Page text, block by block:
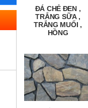
ĐÁ CHẺ ĐEN ,
TRẮNG SỮA ,
TRẮNG MUỐI ,
HỒNG